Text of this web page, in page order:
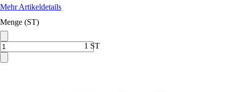
Mehr Artikeldetails
Menge (ST)
1 ST